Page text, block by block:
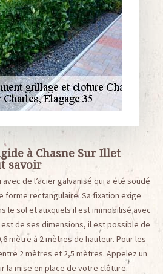
à Chasne Sur Illet
savoir
de l’acier galvanisé qui a été soudé
forme rectangulaire. Sa fixation exige
le sol et auxquels il est immobilisé avec
de ses dimensions, il est possible de
mètre à 2 mètres de hauteur. Pour les
2 mètres et 2,5 mètres. Appelez un
la mise en place de votre clôture.